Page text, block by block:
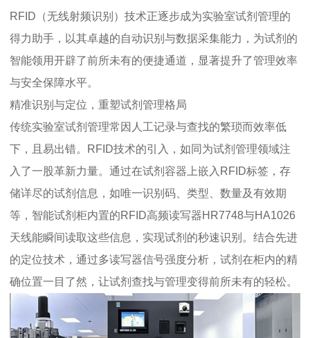
RFID（无线射频识别）技术正逐步成为实验室试剂管理的
得力助手，以其卓越的自动识别与数据采集能力，为试剂的
智能领用开辟了前所未有的便捷通道，显著提升了管理效率
与安全保障水平。
精准识别与定位，重塑试剂管理格局
传统实验室试剂管理常因人工记录与查找的繁琐而效率低
下，且易出错。RFID技术的引入，如同为试剂管理领域注
入了一股革新力量。通过在试剂容器上嵌入RFID标签，存
储详尽的试剂信息，如唯一识别码、类型、数量及有效期
等，智能试剂柜内置的RFID高频读写器HR7748与HA1026
天线能瞬间读取这些信息，实现试剂的秒速识别。结合先进
的定位技术，通过多读写器信号强度分析，试剂在柜内的精
确位置一目了然，让试剂查找与管理变得前所未有的轻松。